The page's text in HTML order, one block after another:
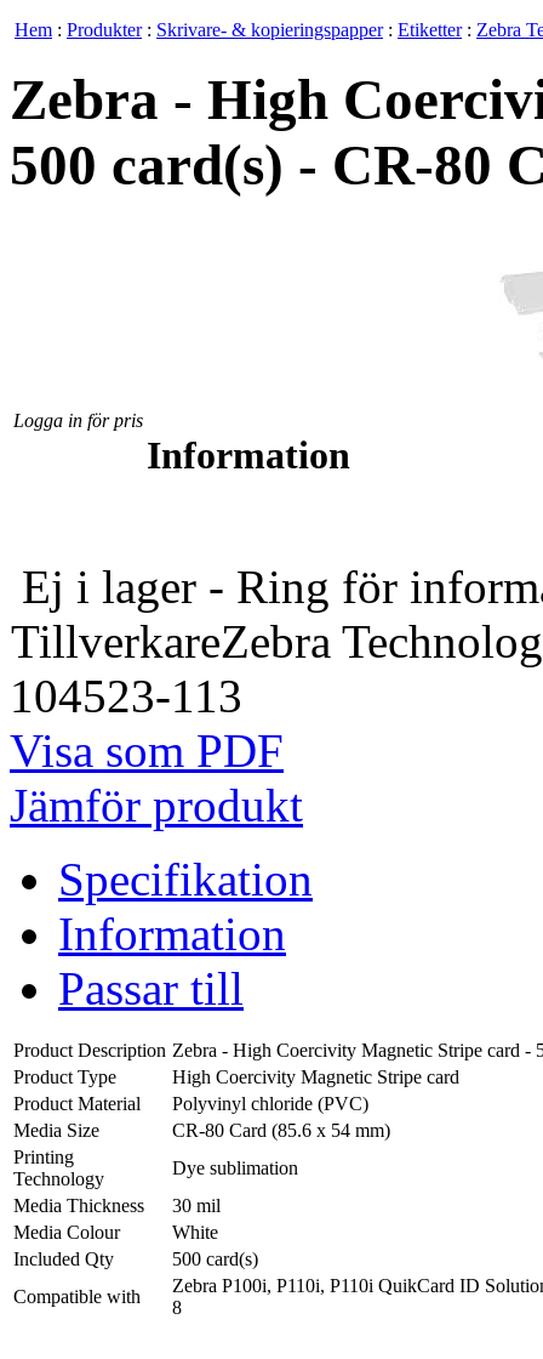
Hem : Produkter: Skrivare- & kopieringspapper: Etiketter: Zebra
Zebra - High
500 card(s) - CR-80
Logga in för pris
Information
Ej i lager - Ring för
TillverkareZebra
104523-113
Visa som PDF
Jämför produkt
Specifikation
Information
Passar till
Product Description Zebra - High Coercivity Magnetic Stripe card -
Product Type
High Coercivity Magnetic Stripe card
Product Material
Polyvinyl chloride (PVC)
Media Size
CR-80 Card (85.6 x 54 mm)
Printing
Technology
Dye sublimation
Media Thickness
30 mil
Media Colour
White
Included Qty
500 card(s)
Compatible with
Zebra P100i, P110i, P110i QuikCard ID
8